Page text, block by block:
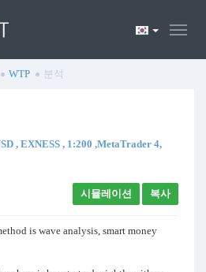
WTP 분석
, EXNESS , 1:200 ,MetaTrader 4,
시뮬레이션 복사
is wave analysis, smart money